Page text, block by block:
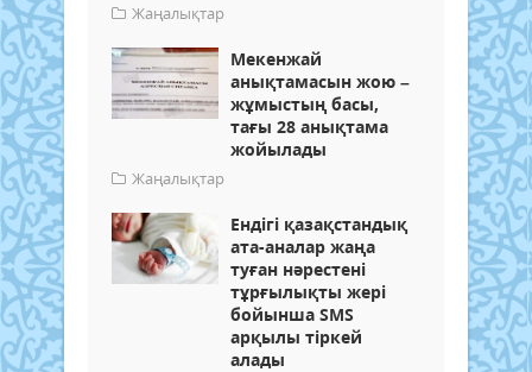
Жаңалықтар
Мекенжай
анықтамасын жою –
жұмыстың басы,
тағы 28 анықтама
жойылады
Жаңалықтар
Ендігі қазақстандық
ата-аналар жаңа
туған нәрестені
тұрғылықты жері
бойынша SMS
арқылы тіркей
алады